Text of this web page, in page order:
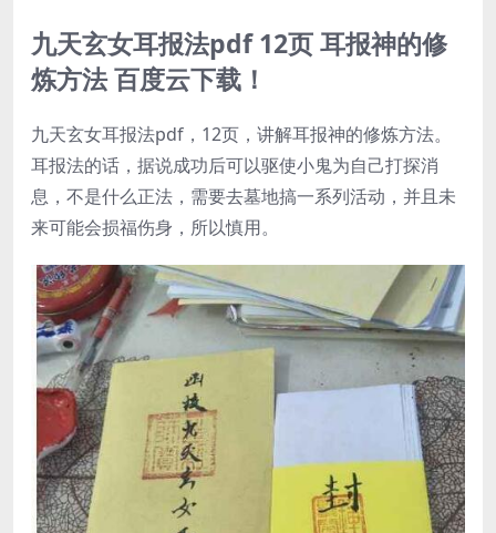
九天玄女耳报法pdf 12页 耳报神的修
炼方法 百度云下载！
九天玄女耳报法pdf，12页，讲解耳报神的修炼方法。
耳报法的话，据说成功后可以驱使小鬼为自己打探消
息，不是什么正法，需要去墓地搞一系列活动，并且未
来可能会损福伤身，所以慎用。